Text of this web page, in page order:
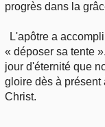
progrès dans la
L'apôtre a
« déposer sa tente
jour d'éternité que
gloire dès à présent
Christ.